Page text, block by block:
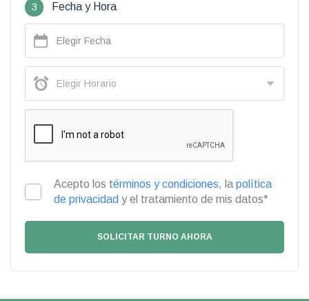
3 Fecha y Hora
Acepto los términos y condiciones, la política
de privacidad y el tratamiento de mis datos*